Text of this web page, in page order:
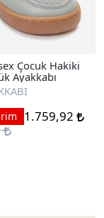
Çocuk Hakiki
Ayakkabı
1.759,92